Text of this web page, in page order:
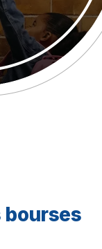
bourses